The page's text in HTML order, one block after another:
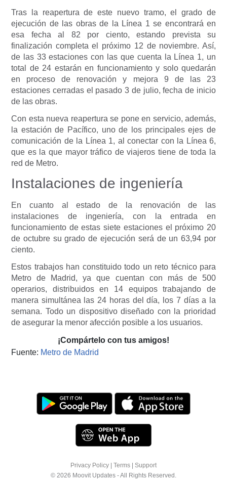
Tras la reapertura de este nuevo tramo, el grado de
ejecución de las obras de la Línea 1 se encontrará en
esa fecha al 82 por ciento, estando prevista su
finalización completa el próximo 12 de noviembre. Así,
de las 33 estaciones con las que cuenta la Línea 1, un
total de 24 estarán en funcionamiento y solo quedarán
en proceso de renovación y mejora 9 de las 23
estaciones cerradas el pasado 3 de julio, fecha de inicio
de las obras.
Con esta nueva reapertura se pone en servicio, además,
la estación de Pacífico, uno de los principales ejes de
comunicación de la Línea 1, al conectar con la Línea 6,
que es la que mayor tráfico de viajeros tiene de toda la
red de Metro.
Instalaciones de ingeniería
En cuanto al estado de la renovación de las
instalaciones de ingeniería, con la entrada en
funcionamiento de estas siete estaciones el próximo 20
de octubre su grado de ejecución será de un 63,94 por
ciento.
Estos trabajos han constituido todo un reto técnico para
Metro de Madrid, ya que cuentan con más de 500
operarios, distribuidos en 14 equipos trabajando de
manera simultánea las 24 horas del día, los 7 días a la
semana. Todo un dispositivo diseñado con la prioridad
de asegurar la menor afección posible a los usuarios.
¡Compártelo con tus amigos!
Fuente: Metro de Madrid
Privacy Policy | Terms | Support
© 2026 Moovit Updates - All Rights Reserved.